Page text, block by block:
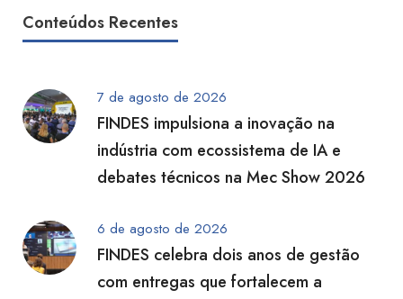
Conteúdos Recentes
7 de agosto de 2026
FINDES impulsiona a inovação na
indústria com ecossistema de IA e
debates técnicos na Mec Show 2026
6 de agosto de 2026
FINDES celebra dois anos de gestão
com entregas que fortalecem a